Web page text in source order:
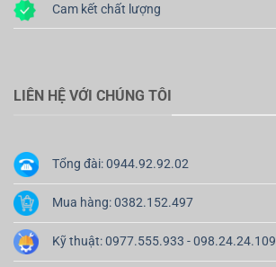
Cam kết chất lượng
LIÊN HỆ VỚI CHÚNG TÔI
Tổng đài: 0944.92.92.02
Mua hàng: 0382.152.497
Kỹ thuật: 0977.555.933 - 098.24.24.109